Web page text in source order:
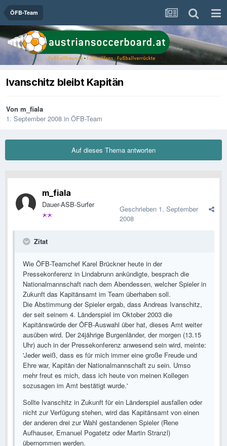
ÖFB-Team
Ivanschitz bleibt Kapitän
Von m_fiala
1. September 2008 in ÖFB-Team
Auf dieses Thema antworten
m_fiala
Dauer-ASB-Surfer Geschrieben 1. September
2008
Zitat
Wie ÖFB-Teamchef Karel Brückner heute in der
Pressekonferenz in Lindabrunn ankündigte, besprach die
Nationalmannschaft nach dem Abendessen, welcher Spieler in
Zukunft das Kapitänsamt im Team überhaben soll.
Die Abstimmung der Spieler ergab, dass Andreas Ivanschitz,
der seit seinem 4. Länderspiel im Oktober 2003 die
Kapitänswürde der ÖFB-Auswahl über hat, dieses Amt weiter
ausüben wird. Der 24jährige Burgenländer, der morgen (13.15
Uhr) auch in der Pressekonferenz anwesend sein wird, meinte:
'Jeder weiß, dass es für mich immer eine große Freude und
Ehre war, Kapitän der Nationalmannschaft zu sein. Umso
mehr freut es mich, dass ich heute von meinen Kollegen
sozusagen im Amt bestätigt wurde.'
Sollte Ivanschitz in Zukunft für ein Länderspiel ausfallen oder
nicht zur Verfügung stehen, wird das Kapitänsamt von einen
der anderen drei zur Wahl gestandenen Spieler (Rene
Aufhauser, Emanuel Pogatetz oder Martin Stranzl)
übernommen werden.